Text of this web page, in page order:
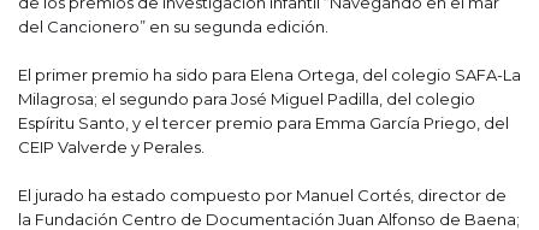
del Cancionero” en su segunda edición.
El primer premio ha sido para Elena Ortega, del colegio SAFA-La
Milagrosa; el segundo para José Miguel Padilla, del colegio
Espíritu Santo, y el tercer premio para Emma García Priego, del
CEIP Valverde y Perales.
El jurado ha estado compuesto por Manuel Cortés, director de
la Fundación Centro de Documentación Juan Alfonso de Baena;